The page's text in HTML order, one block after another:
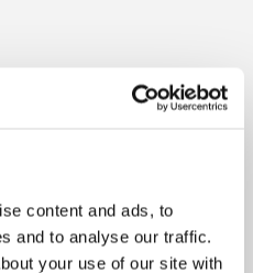
content and ads, to
and to analyse our traffic.
your use of our site with